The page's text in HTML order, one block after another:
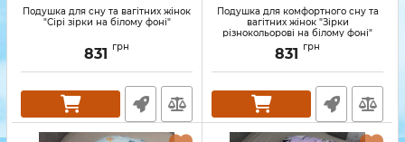
Подушка для сну та вагітних жінок
"Сірі зірки на білому фоні"
831 грн
Подушка для комфортного сну та
вагітних жінок "Зірки
різнокольорові на білому фоні"
831 грн